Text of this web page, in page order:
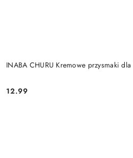
INABA CHURU Kremowe przysmaki
Cena:
12.99